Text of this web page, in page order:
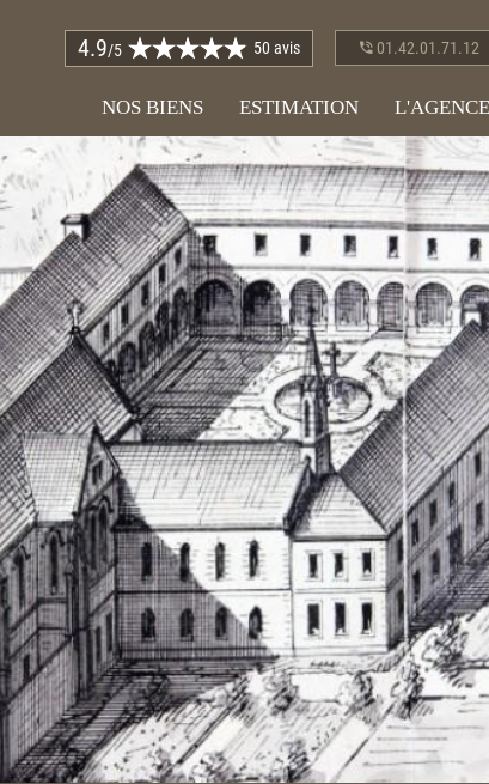
4.9/5 50 avis 01.42.01.71.12
NOS BIENS ESTIMATION L'AGENCE